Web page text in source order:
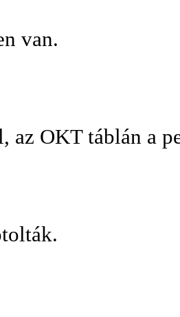
van.
az OKT táblán a